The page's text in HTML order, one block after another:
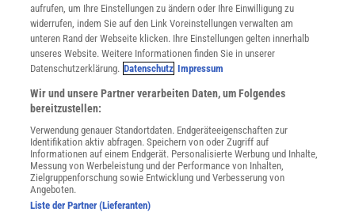
NACH OBEN
Für Sie im Spektrum-Shop und am Kiosk:
aufrufen, um Ihre Einstellungen zu ändern oder Ihre Einwilligung zu
widerrufen, indem Sie auf den Link Voreinstellungen verwalten am
unteren Rand der Webseite klicken. Ihre Einstellungen gelten innerhalb
unseres Website. Weitere Informationen finden Sie in unserer
Datenschutzerklärung. Datenschutz Impressum
Wir und unsere Partner verarbeiten Daten, um Folgendes
bereitzustellen:
Verwendung genauer Standortdaten. Endgeräteeigenschaften zur
Identifikation aktiv abfragen. Speichern von oder Zugriff auf
Informationen auf einem Endgerät. Personalisierte Werbung und Inhalte,
Messung von Werbeleistung und der Performance von Inhalten,
Zielgruppenforschung sowie Entwicklung und Verbesserung von
Angeboten.
Liste der Partner (Lieferanten)